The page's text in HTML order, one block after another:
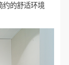
约的舒适环境